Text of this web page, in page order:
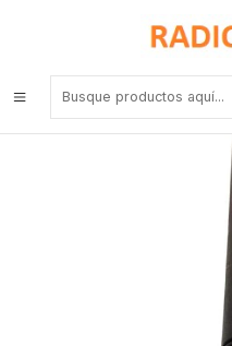
Motorola NAD6579 VHF 148-
Elite EP350 EP350MX